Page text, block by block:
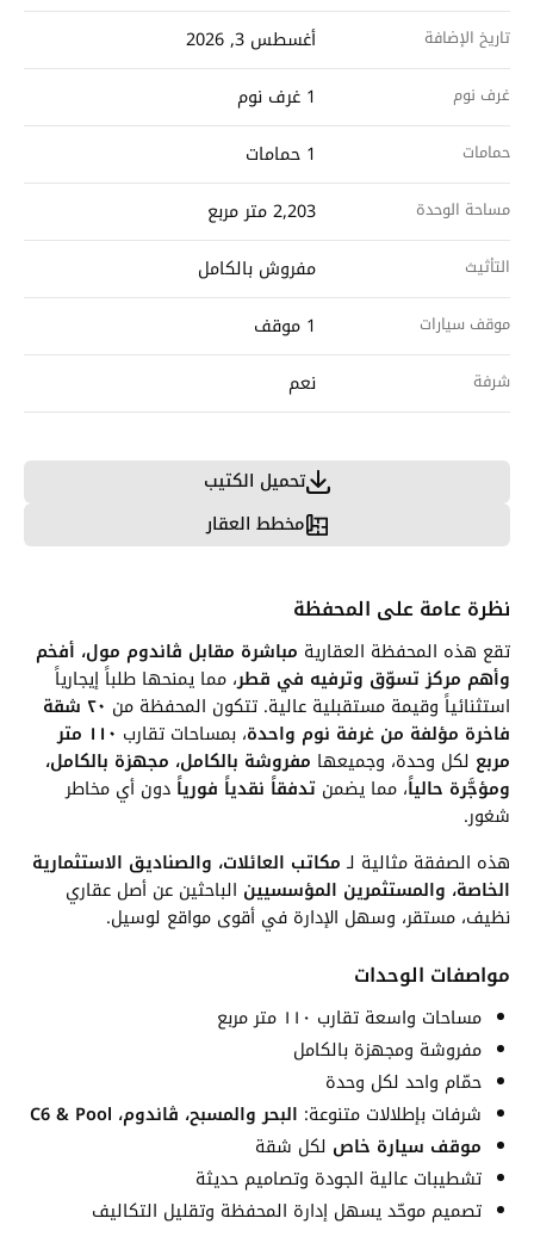
تاريخ الإضافة أغسطس 3, 2026
غرف نوم 1 غرف نوم
حمامات 1 حمامات
مساحة الوحدة 2,203 متر مربع
التأثيث مفروش بالكامل
موقف سيارات 1 موقف
شرفة نعم
تحميل الكتيب
مخطط العقار
نظرة عامة على المحفظة
تقع هذه المحفظة العقارية مباشرة مقابل ڤاندوم مول، أفخم
وأهم مركز تسوّق وترفيه في قطر، مما يمنحها طلباً إيجارياً
استثنائياً وقيمة مستقبلية عالية. تتكون المحفظة من
٢٠ شقة
فاخرة مؤلفة من غرفة نوم واحدة، بمساحات تقارب
١١٠ متر
مربع لكل وحدة، وجميعها مفروشة بالكامل، مجهزة بالكامل،
ومؤجَّرة حالياً، مما يضمن تدفقاً نقدياً فورياً دون أي مخاطر
شغور.
هذه الصفقة مثالية لـمكاتب العائلات، والصناديق الاستثمارية
الخاصة، والمستثمرين المؤسسيين الباحثين عن أصل عقاري
نظيف، مستقر، وسهل الإدارة في أقوى مواقع لوسيل.
مواصفات الوحدات
مساحات واسعة تقارب ١١٠ متر مربع
مفروشة ومجهزة بالكامل
حمّام واحد لكل وحدة
شرفات بإطلالات متنوعة: البحر والمسبح، ڤاندوم، C6 & Pool
موقف سيارة خاص لكل شقة
تشطيبات عالية الجودة وتصاميم حديثة
تصميم موحّد يسهل إدارة المحفظة وتقليل التكاليف